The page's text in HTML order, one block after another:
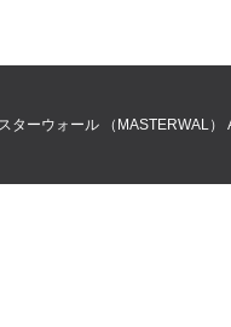
ターウォール （MASTERWAL）